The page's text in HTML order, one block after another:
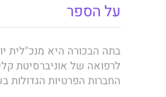
על הספר
בתה הבכורה היא מנכ"לית
לרפואה של אוניברסיטת
החברות הפרטיות הגדולות